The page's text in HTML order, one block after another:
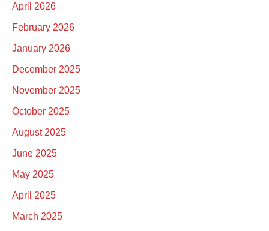
April 2026
February 2026
January 2026
December 2025
November 2025
October 2025
August 2025
June 2025
May 2025
April 2025
March 2025